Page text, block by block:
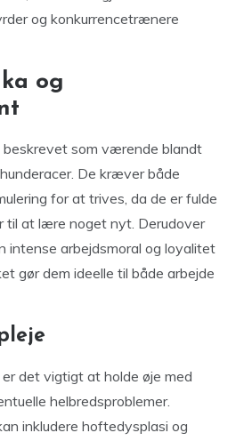
og konkurrencetrænere
og
beskrevet som værende blandt
De kræver både
for at trives, da de er fulde
til at lære noget nyt. Derudover
intense arbejdsmoral og loyalitet
gør dem ideelle til både arbejde
det vigtigt at holde øje med
helbredsproblemer.
inkludere hoftedysplasi og